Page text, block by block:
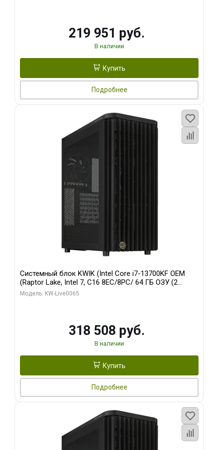
219 951 руб.
В наличии
Купить
Подробнее
Системный блок KWIK (Intel Core i7-13700KF OEM
(Raptor Lake, Intel 7, C16 8EC/8PC/ 64 ГБ ОЗУ (2
модуля)/ ASUS RTX5080 PROART OC 16GB GDDR7
Модель: KW-Live0065
318 508 руб.
В наличии
Купить
Подробнее